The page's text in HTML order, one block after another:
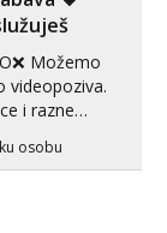
videopoziva.
i razne
zabavu pošalji
ili Viber.
osobu